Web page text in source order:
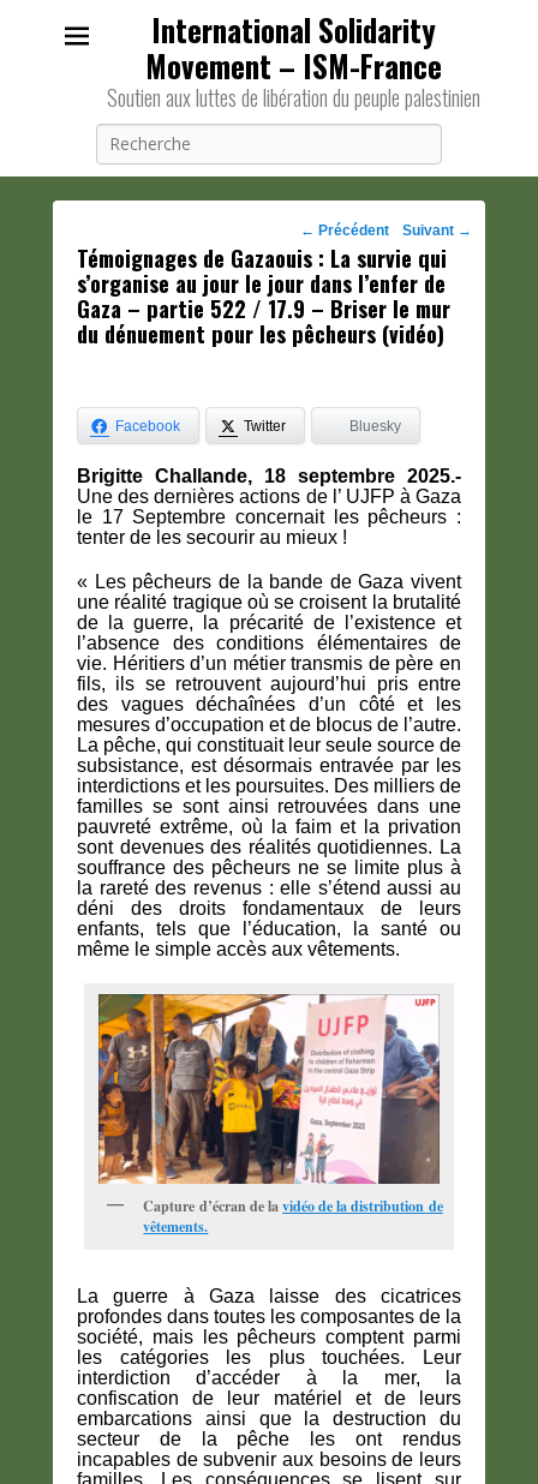
International Solidarity
Movement – ISM-France
Soutien aux luttes de libération du peuple palestinien
Navigation
des
posts
← Précédent Suivant →
Témoignages de Gazaouis : La survie qui
s’organise au jour le jour dans l’enfer de
Gaza – partie 522 / 17.9 – Briser le mur
du dénuement pour les pêcheurs (vidéo)
Facebook Twitter Bluesky
Brigitte Challande, 18 septembre 2025.-
Une des dernières actions de l’ UJFP à Gaza
le 17 Septembre concernait les pêcheurs :
tenter de les secourir au mieux !
« Les pêcheurs de la bande de Gaza vivent
une réalité tragique où se croisent la brutalité
de la guerre, la précarité de l’existence et
l’absence des conditions élémentaires de
vie. Héritiers d’un métier transmis de père en
fils, ils se retrouvent aujourd’hui pris entre
des vagues déchaînées d’un côté et les
mesures d’occupation et de blocus de l’autre.
La pêche, qui constituait leur seule source de
subsistance, est désormais entravée par les
interdictions et les poursuites. Des milliers de
familles se sont ainsi retrouvées dans une
pauvreté extrême, où la faim et la privation
sont devenues des réalités quotidiennes. La
souffrance des pêcheurs ne se limite plus à
la rareté des revenus : elle s’étend aussi au
déni des droits fondamentaux de leurs
enfants, tels que l’éducation, la santé ou
même le simple accès aux vêtements.
Capture d’écran de lavidéo de la distribution de
vêtements.
La guerre à Gaza laisse des cicatrices
profondes dans toutes les composantes de la
société, mais les pêcheurs comptent parmi
les catégories les plus touchées. Leur
interdiction d’accéder à la mer, la
confiscation de leur matériel et de leurs
embarcations ainsi que la destruction du
secteur de la pêche les ont rendus
incapables de subvenir aux besoins de leurs